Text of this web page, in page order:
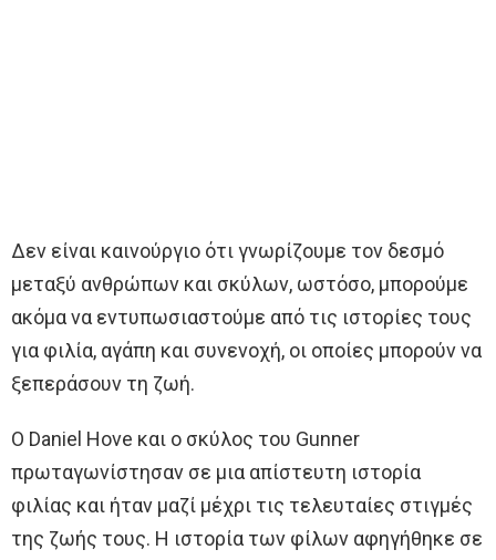
Δεν είναι καινούργιο ότι γνωρίζουμε τον δεσμό
μεταξύ ανθρώπων και σκύλων, ωστόσο, μπορούμε
ακόμα να εντυπωσιαστούμε από τις ιστορίες τους
για φιλία, αγάπη και συνενοχή, οι οποίες μπορούν να
ξεπεράσουν τη ζωή.
Ο Daniel Hove και ο σκύλος του Gunner
πρωταγωνίστησαν σε μια απίστευτη ιστορία
φιλίας και ήταν μαζί μέχρι τις τελευταίες στιγμές
της ζωής τους. Η ιστορία των φίλων αφηγήθηκε σε